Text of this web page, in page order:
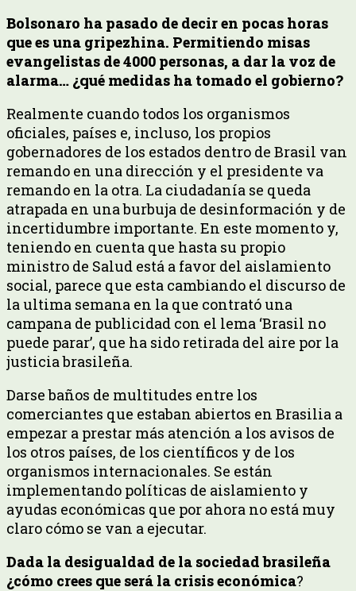
Bolsonaro ha pasado de decir en pocas horas
que es una gripezhina. Permitiendo misas
evangelistas de 4000 personas, a dar la voz de
alarma… ¿qué medidas ha tomado el gobierno?
Realmente cuando todos los organismos
oficiales, países e, incluso, los propios
gobernadores de los estados dentro de Brasil van
remando en una dirección y el presidente va
remando en la otra. La ciudadanía se queda
atrapada en una burbuja de desinformación y de
incertidumbre importante. En este momento y,
teniendo en cuenta que hasta su propio
ministro de Salud está a favor del aislamiento
social, parece que esta cambiando el discurso de
la ultima semana en la que contrató una
campana de publicidad con el lema ‘Brasil no
puede parar’, que ha sido retirada del aire por la
justicia brasileña.
Darse baños de multitudes entre los
comerciantes que estaban abiertos en Brasilia a
empezar a prestar más atención a los avisos de
los otros países, de los científicos y de los
organismos internacionales. Se están
implementando políticas de aislamiento y
ayudas económicas que por ahora no está muy
claro cómo se van a ejecutar.
Dada la desigualdad de la sociedad brasileña
¿cómo crees que será la crisis económica?